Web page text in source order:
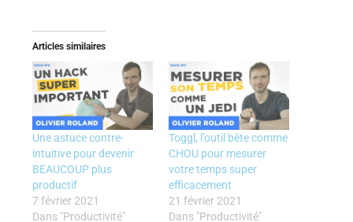
Articles similaires
Une astuce contre-
intuitive pour devenir
BEAUCOUP plus
productif
7 février 2021
Dans "Productivité"
Toggl, l’outil bête comme
CHOU pour mesurer
votre temps super
efficacement
21 février 2021
Dans "Productivité"